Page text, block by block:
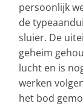
persoonlijk
de
sluier. De
geheim
lucht en is
werken
het bod